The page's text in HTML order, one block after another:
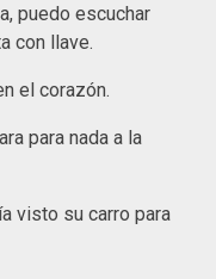
puedo escuchar
con llave.
el corazón.
para nada a la
visto su carro para